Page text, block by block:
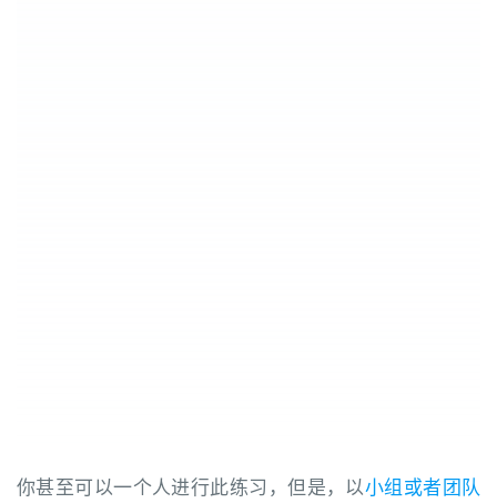
你甚至可以一个人进行此练习，但是，以小组或者团队